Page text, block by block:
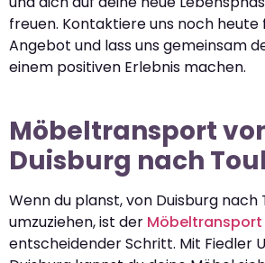
freuen. Kontaktiere uns noch heute
Angebot und lass uns gemeinsam
einem positiven Erlebnis machen.
Möbeltransport
Duisburg nach
Wenn du planst, von Duisburg nach
umzuziehen, ist der Möbeltransport
entscheidender Schritt. Mit Fiedler